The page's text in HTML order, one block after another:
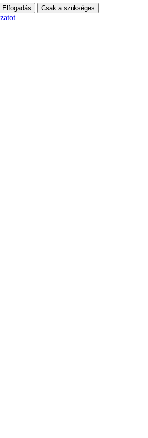
Elfogadás Csak a szükséges